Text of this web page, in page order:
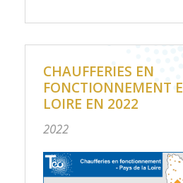
CHAUFFERIES EN
FONCTIONNEMENT
LOIRE EN 2022
2022